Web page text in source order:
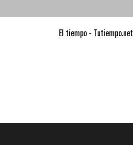
El tiempo - Tutiempo.net